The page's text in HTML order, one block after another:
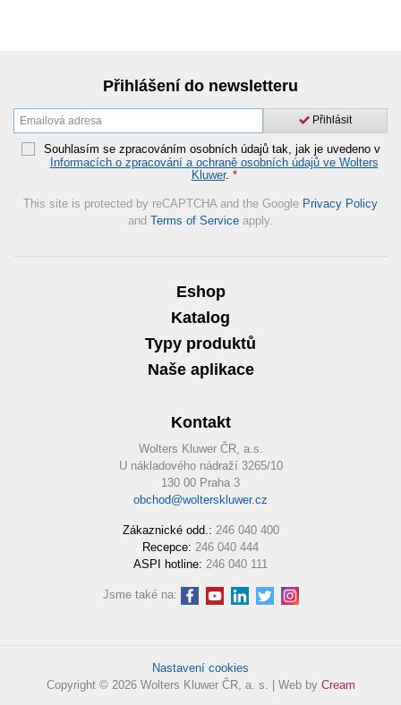
Přihlášení do newsletteru
Přihlásit
Souhlasím se zpracováním osobních údajů tak, jak je uvedeno v
Informacích o zpracování a ochraně osobních údajů ve Wolters
Kluwer. *
This site is protected by reCAPTCHA and the Google Privacy Policy
and Terms of Service apply.
Eshop
Katalog
Typy produktů
Naše aplikace
Kontakt
Wolters Kluwer ČR, a.s.
U nákladového nádraží 3265/10
130 00 Praha 3
obchod@wolterskluwer.cz
Zákaznické odd.: 246 040 400
Recepce: 246 040 444
ASPI hotline: 246 040 111
Jsme také na:
Nastavení cookies
Copyright © 2026 Wolters Kluwer ČR, a. s. | Web by Cream